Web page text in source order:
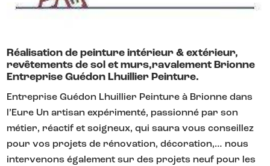
Réalisation de peinture intérieur & extérieur,
revêtements de sol et murs,ravalement Brionne
Entreprise Guédon Lhuillier Peinture.
Entreprise Guédon Lhuillier Peinture à Brionne dans
l’Eure Un artisan expérimenté, passionné par son
métier, réactif et soigneux, qui saura vous conseillez
pour vos projets de rénovation, décoration,… nous
intervenons également sur des projets neuf pour les